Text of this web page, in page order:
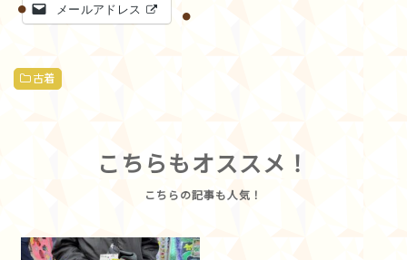
メールアドレス
古着
こちらもオススメ！